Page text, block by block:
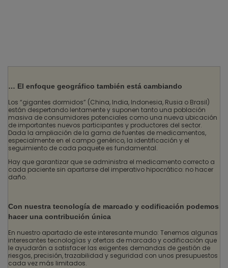
… El enfoque geográfico también está cambiando
Los “gigantes dormidos” (China, India, Indonesia, Rusia o Brasil)
están despertando lentamente y suponen tanto una población
masiva de consumidores potenciales como una nueva ubicación
de importantes nuevos participantes y productores del sector.
Dada la ampliación de la gama de fuentes de medicamentos,
especialmente en el campo genérico, la identificación y el
seguimiento de cada paquete es fundamental.
Hay que garantizar que se administra el medicamento correcto a
cada paciente sin apartarse del imperativo hipocrático: no hacer
daño.
Con nuestra tecnología de marcado y codificación podemos
hacer una contribución única
En nuestro apartado de este interesante mundo: Tenemos algunas
interesantes tecnologías y ofertas de marcado y codificación que
le ayudarán a satisfacer las exigentes demandas de gestión de
riesgos, precisión, trazabilidad y seguridad con unos presupuestos
cada vez más limitados.